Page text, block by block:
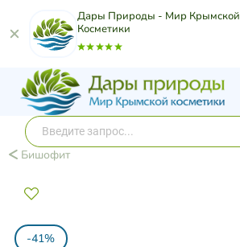
Дары Природы - Мир Крымской
Косметики
Бишофит
-41%